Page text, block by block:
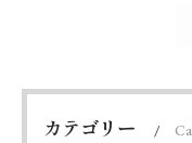
カテゴリー